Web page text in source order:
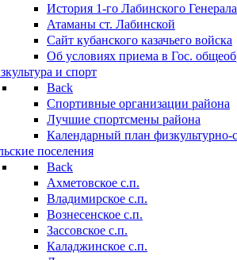
История 1-го Лабинского
Атаманы ст. Лабинской
Cайт кубанского казачьего войска
Об условиях приема в Гос.
и спорт
Back
Спортивные организации района
Лучшие спортсмены района
Календарный план
поселения
Back
Ахметовское с.п.
Владимирское с.п.
Вознесенское с.п.
Зассовское с.п.
Каладжинское с.п.